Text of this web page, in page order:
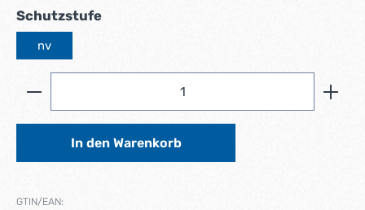
Schutzstufeauswählen
nv
Produkt Anzahl: Gib den gewünschten Wert ein
In den Warenkorb
GTIN/EAN: